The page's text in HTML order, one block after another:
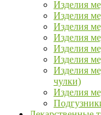
Изделия
Изделия
Изделия
Изделия
Изделия
Изделия
Изделия
чулки)
Изделия